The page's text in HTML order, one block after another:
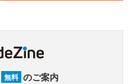
無料 のご案内